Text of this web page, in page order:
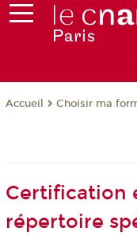
Accueil Choisir ma
Certification
répertoire